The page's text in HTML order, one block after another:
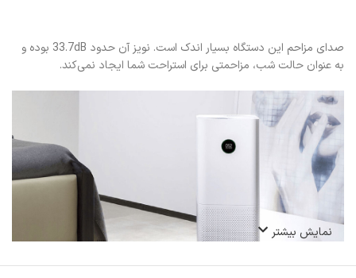
صدای مزاحم این دستگاه بسیار اندک است. نویز آن حدود 33.7dB بوده و
به عنوان حالت شب، مزاحمتی برای استراحت شما ایجاد نمی‌کند.
نمایش بیشتر